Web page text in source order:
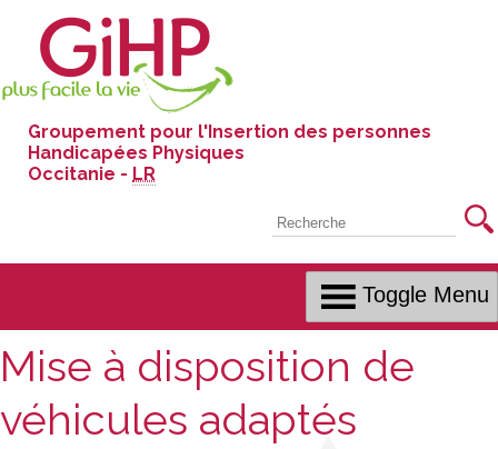
Groupement pour l'Insertion des personnes
Handicapées Physiques
Occitanie - LR
Recherche
Toggle Menu
Mise à disposition de
véhicules adaptés